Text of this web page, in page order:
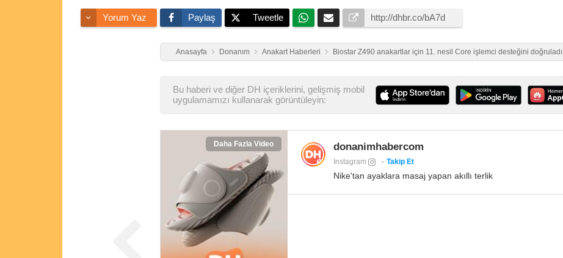
Yorum Yaz Paylaş Tweetle
Anasayfa Donanım Anakart Haberleri Biostar Z490 anakartlar için 11. nesil Core işlemci desteğini doğruladı
Bu haberi ve diğer DH içeriklerini, gelişmiş mobil
uygulamamızı kullanarak görüntüleyin:
Daha Fazla Video donanimhabercom
Instagram Takip Et
Nike'tan ayaklara masaj yapan akıllı terlik